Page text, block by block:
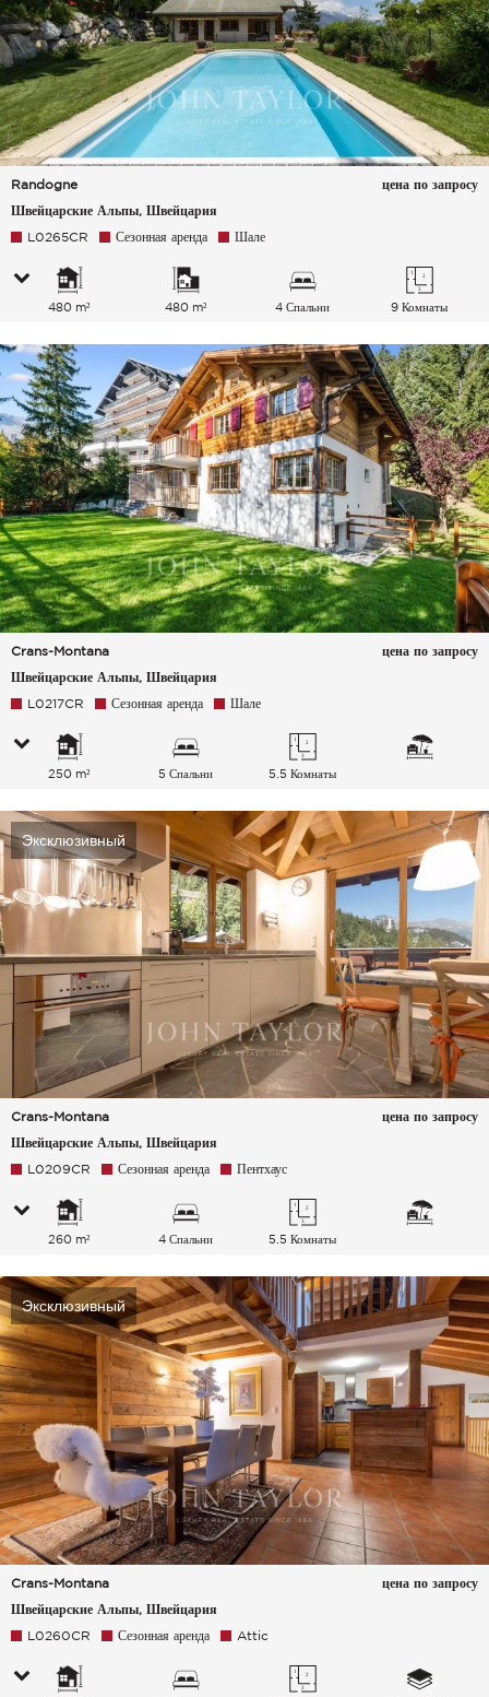
Randogne
Швейцарские Альпы, Швейцария
цена по запросу
L0265CR Сезонная аренда Шале
480 m² 480 m² 4 Спальни 9 Комнаты
Crans-Montana
Швейцарские Альпы, Швейцария
цена по запросу
L0217CR Сезонная аренда Шале
250 m² 5 Спальни 5.5 Комнаты
Эксклюзивный
Crans-Montana
Швейцарские Альпы, Швейцария
цена по запросу
L0209CR Сезонная аренда Пентхаус
260 m² 4 Спальни 5.5 Комнаты
Эксклюзивный
Crans-Montana
Швейцарские Альпы, Швейцария
цена по запросу
L0260CR Сезонная аренда Attic